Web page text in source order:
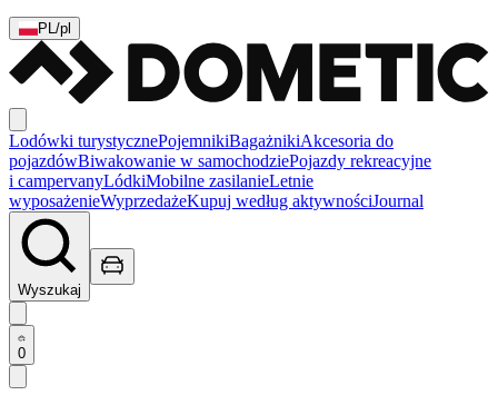
PL/pl
Lodówki turystycznePojemnikiBagażnikiAkcesoria do
pojazdówBiwakowanie w samochodziePojazdy rekreacyjne
i campervanyLódkiMobilne zasilanieLetnie
wyposażenieWyprzedażeKupuj według aktywnościJournal
Wyszukaj
0